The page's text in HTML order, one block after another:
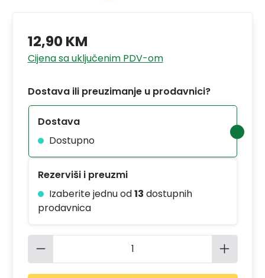
12,90 KM
Cijena sa uključenim PDV-om
Dostava ili preuzimanje u prodavnici?
Dostava
Dostupno
Rezerviši i preuzmi
Izaberite jednu od13 dostupnih
prodavnica
Količina proizvoda: Unesite